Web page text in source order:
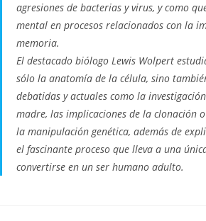
agresiones de bacterias y virus, y como
mental en procesos relacionados con la
memoria.
El destacado biólogo Lewis Wolpert
sólo la anatomía de la célula, sino
debatidas y actuales como la
madre, las implicaciones de la clonación
la manipulación genética, además de
el fascinante proceso que lleva a una
convertirse en un ser humano adulto.